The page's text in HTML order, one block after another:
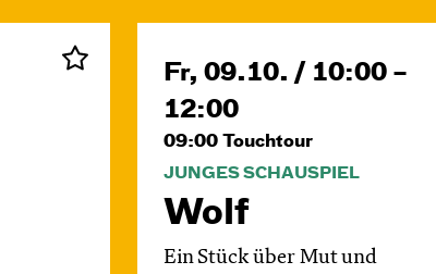
Fr, 09.10. / 10:00 –
12:00
09:00 Touchtour
JUNGES SCHAUSPIEL
Wolf
Ein Stück über Mut und